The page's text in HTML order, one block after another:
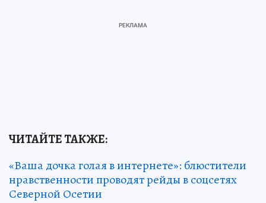
ЧИТАЙТЕ ТАКЖЕ:
«Ваша дочка голая в интернете»: блюстители
нравственности проводят рейды в соцсетях
Северной Осетии